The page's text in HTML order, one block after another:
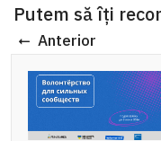
Putem să îți
Anterior